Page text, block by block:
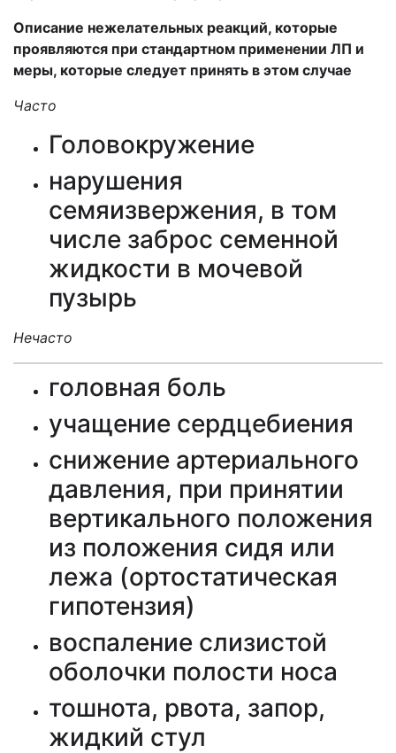
Описание нежелательных реакций, которые
проявляются при стандартном применении ЛП и
меры, которые следует принять в этом случае
Часто
Головокружение
нарушения
семяизвержения, в том
числе заброс семенной
жидкости в мочевой
пузырь
Нечасто
головная боль
учащение сердцебиения
снижение артериального
давления, при принятии
вертикального положения
из положения сидя или
лежа (ортостатическая
гипотензия)
воспаление слизистой
оболочки полости носа
тошнота, рвота, запор,
жидкий стул